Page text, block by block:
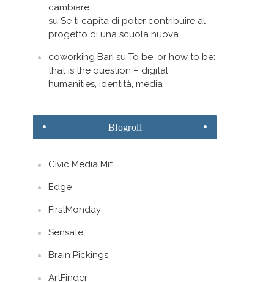
cambiare
suSe ti capita di poter contribuire al
progetto di una scuola nuova
coworking Bari suTo be, or how to be:
that is the question – digital
humanities, identità, media
Blogroll
Civic Media Mit
Edge
FirstMonday
Sensate
Brain Pickings
ArtFinder